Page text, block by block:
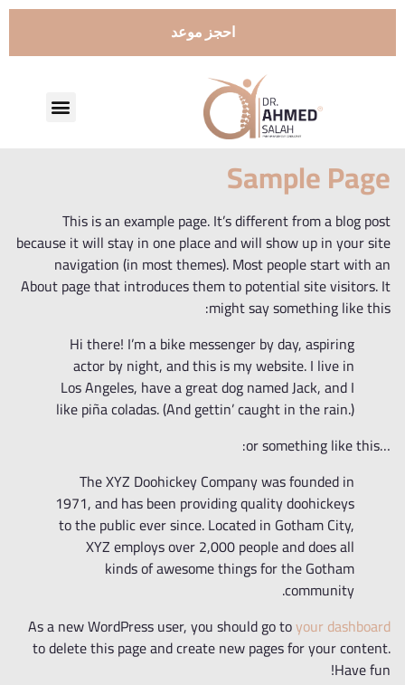
احجز موعد
Sample Page
This is an example page. It’s different from a blog post
because it will stay in one place and will show up in your site
navigation (in most themes). Most people start with an
About page that introduces them to potential site visitors. It
might say something like this:
Hi there! I’m a bike messenger by day, aspiring
actor by night, and this is my website. I live in
Los Angeles, have a great dog named Jack, and I
like piña coladas. (And gettin’ caught in the rain.)
…or something like this:
The XYZ Doohickey Company was founded in
1971, and has been providing quality doohickeys
to the public ever since. Located in Gotham City,
XYZ employs over 2,000 people and does all
kinds of awesome things for the Gotham
community.
As a new WordPress user, you should go toyour dashboard
to delete this page and create new pages for your content.
Have fun!